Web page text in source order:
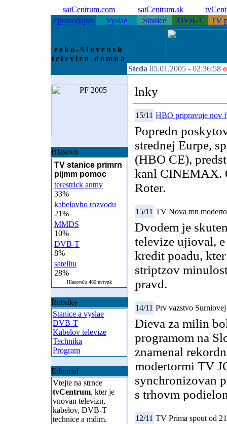
satCentrum.com satCentrum.sk
Zpravodajstv
Vyslae Stanice DVB-T TV
esko-Slovensk
televizn domna
Steda 05.01.2005 - 02:36:58
Hlasovn
TV stanice primrn
pijmm pomoc
terestrick antny
33%
kabelovho rozvodu
21%
MMDS
10%
DVB-T
8%
satelitu
28%
Hlasovalo 466 nvtvnk
Rubriky
Stanice a vyslae
DVB-T
Kabelov televize
Technika
Program
Editorial
Vtejte na strnce
tvCentrum, kter je
vnovan televizn,
kabelov, DVB-T
technice a mdim.
lnky
15/11 HBO pripravuje nov
Popredn
strednej Eurpe,
(HBO CE),
kanl CINEMAX.
Roter.
15/11 TV Nova mn
Dvodem je
televize ujioval,
kredit poadu,
striptzov
pravd.
14/11 Prv vazstvo
Dieva za milin
programom na
znamenal
modertormi TV
synchronizovan
s trhovm
12/11 TV Prima spout od